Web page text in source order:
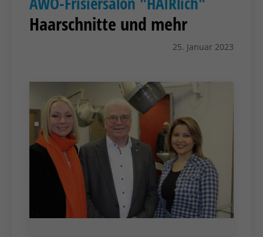
Haarschnitte und mehr
25. Januar 2023